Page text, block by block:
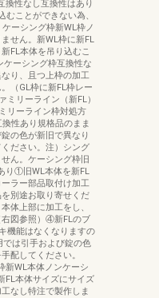
換性なし互換性はあり
むことができない為、
ーシング枠新WL枠ノ
せん。新WL枠に新FL
FL本体を吊り込むこ
ケーシング枠互換性な
り、且つ上枠の加工
（GL枠に新FL枠レー
リーライン（新FL）
リーライン枠対処方
性あり規格品のまま
の色が新旧で異なり
ださい。注）シング
ん。ケーシング枠旧
り①旧WL本体を新FL
ラー部品取付け加工
別途お取り寄せくだ
体上部に加工をし、
右図参照）④新FLのブ
機能はなくなりますの
は引手および錠の色
配してください。
新WL本体ノンケーシ
FL本体サイズにサイズ
なし特注で製作しま